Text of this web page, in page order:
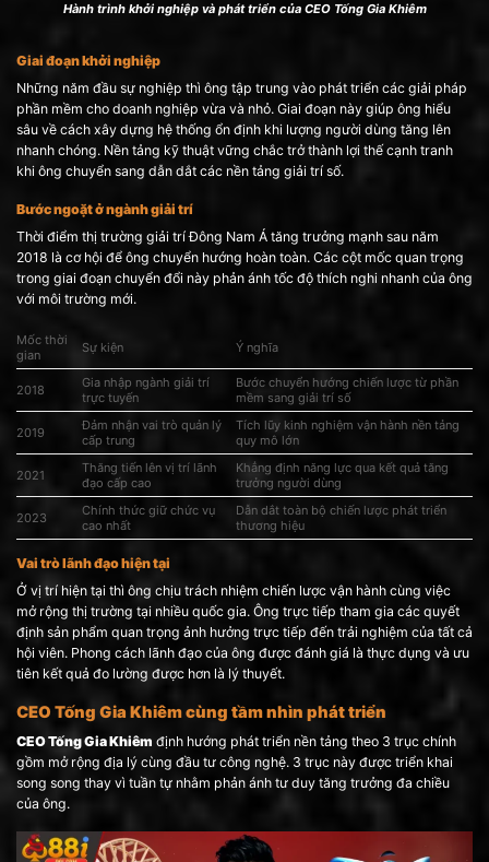
Hành trình khởi nghiệp và phát triển của CEO Tống Gia Khiêm
Giai đoạn khởi nghiệp
Những năm đầu sự nghiệp thì ông tập trung vào phát triển các giải pháp
phần mềm cho doanh nghiệp vừa và nhỏ. Giai đoạn này giúp ông hiểu
sâu về cách xây dựng hệ thống ổn định khi lượng người dùng tăng lên
nhanh chóng. Nền tảng kỹ thuật vững chắc trở thành lợi thế cạnh tranh
khi ông chuyển sang dẫn dắt các nền tảng giải trí số.
Bước ngoặt ở ngành giải trí
Thời điểm thị trường giải trí Đông Nam Á tăng trưởng mạnh sau năm
2018 là cơ hội để ông chuyển hướng hoàn toàn. Các cột mốc quan trọng
trong giai đoạn chuyển đổi này phản ánh tốc độ thích nghi nhanh của ông
với môi trường mới.
Mốc thời
gian
Sự kiện Ý nghĩa
2018
Gia nhập ngành giải trí
trực tuyến
Bước chuyển hướng chiến lược từ phần
mềm sang giải trí số
2019
Đảm nhận vai trò quản lý
cấp trung
Tích lũy kinh nghiệm vận hành nền tảng
quy mô lớn
2021
Thăng tiến lên vị trí lãnh
đạo cấp cao
Khẳng định năng lực qua kết quả tăng
trưởng người dùng
2023
Chính thức giữ chức vụ
cao nhất
Dẫn dắt toàn bộ chiến lược phát triển
thương hiệu
Vai trò lãnh đạo hiện tại
Ở vị trí hiện tại thì ông chịu trách nhiệm chiến lược vận hành cùng việc
mở rộng thị trường tại nhiều quốc gia. Ông trực tiếp tham gia các quyết
định sản phẩm quan trọng ảnh hưởng trực tiếp đến trải nghiệm của tất cả
hội viên. Phong cách lãnh đạo của ông được đánh giá là thực dụng và ưu
tiên kết quả đo lường được hơn là lý thuyết.
CEO Tống Gia Khiêm cùng tầm nhìn phát triển
CEO Tống Gia Khiêm định hướng phát triển nền tảng theo 3 trục chính
gồm mở rộng địa lý cùng đầu tư công nghệ. 3 trục này được triển khai
song song thay vì tuần tự nhằm phản ánh tư duy tăng trưởng đa chiều
của ông.